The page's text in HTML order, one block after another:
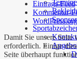
Termine
Eintrags-Feed
Kommentar-
WordPress.org
Damit Sie unsere Seite
erforderlich. Einige
Seite überhaupt